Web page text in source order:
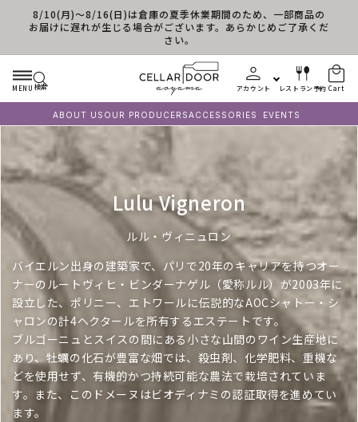
Skip to content
8/10(月)～8/16(日)は倉庫の夏季休業期間のため、一部商品の
お届けに遅れが生じる場合がございます。あらかじめご了承くだ
さい。
MENU 検索 アカウント レストラン予約 Cart
ABOUT US OUR PRODUCERSACCESSORIES EVENTS
C
o
l
l
e
c
t
i
Lulu Vigneron
ルル・ヴィニュロン
バイエルン出身の建築家で、パリで20年のキャリアを持つオー
ナーのルートヴィヒ・ビンダーナゲル（愛称ルル）が2003年に
設立した、ポリニー、エトワールに伝説的なAOCシャトー・シ
ャロンの計4ヘクタールを所有するエステートです。
ブルゴーニュとスイスの間にある小さな山間のワイン生産地に
あり、牡蠣の化石が豊富な畑では、殺虫剤、化学肥料、重機な
どを使用せず、有機的かつ持続可能な農法で栽培されていま
す。また、このドメーヌはビオディナミの認証取得を進めてい
ます。